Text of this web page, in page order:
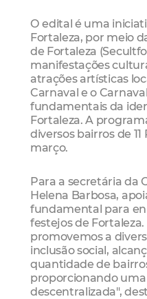
O edital é uma
Fortaleza, por meio
de Fortaleza
manifestações
atrações artísticas
Carnaval e o
fundamentais da
Fortaleza. A
diversos bairros de
março.
Para a secretária da
Helena Barbosa,
fundamental para
festejos de
promovemos a
inclusão social,
quantidade de
proporcionando
descentralizada",